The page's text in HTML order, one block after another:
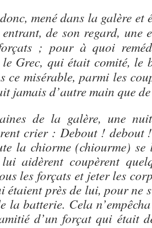
donc, mené dans la galère et
de son regard, une
; pour à quoi
le Grec, qui était comité, le
ce misérable, parmi les
jamais d’autre main que
de la galère, une
crier : Debout ! debout
la chiorme (chiourme) se
aidèrent coupèrent
les forçats et jeter les
étaient près de lui, pour ne
la batterie. Cela
d’un forçat qui était